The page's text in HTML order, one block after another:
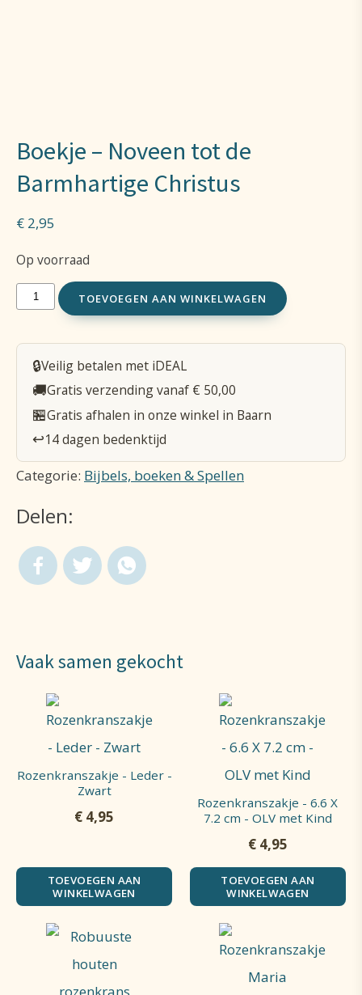
Boekje – Noveen tot de
Barmhartige Christus
€ 2,95
Op voorraad
Boekje
Noveen
Barmhartige
Christus
aantal
TOEVOEGEN AAN WINKELWAGEN
🔒Veilig betalen met iDEAL
🚚Gratis verzending vanaf € 50,00
🏪Gratis afhalen in onze winkel in Baarn
↩️14 dagen bedenktijd
Categorie: Bijbels, boeken & Spellen
Delen:
Vaak samen gekocht
Rozenkranszakje - Leder -
Zwart
€ 4,95
TOEVOEGEN AAN
WINKELWAGEN
Rozenkranszakje - 6.6 X
7.2 cm - OLV met Kind
€4,95
TOEVOEGEN AAN
WINKELWAGEN